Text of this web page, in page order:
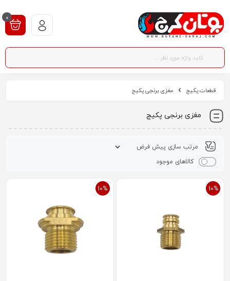
0
قطعات پکیج مغزی برنجی پکیج
مغزی برنجی پکیج
کالاهای موجود
10%
10%